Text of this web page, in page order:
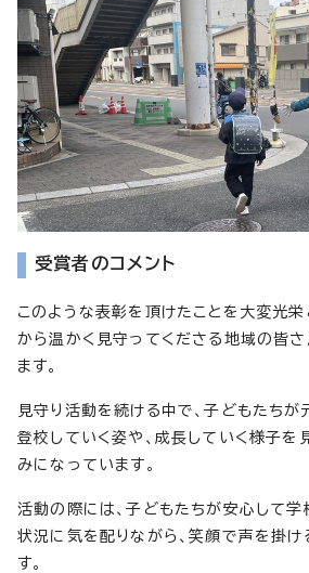
受賞者のコメント
このような表彰を頂けたことを大変光栄
から温かく見守ってくださる地域の皆
ます。
見守り活動を続ける中で、子どもたち
登校していく姿や、成長していく様子を
みになっています。
活動の際には、子どもたちが安心して学
状況に気を配りながら、笑顔で声を掛け
す。